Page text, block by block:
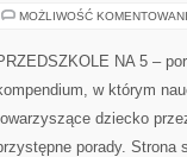
MOŻLIWOŚĆ
NA 5 –
w którym
dziecko
porady. Strona